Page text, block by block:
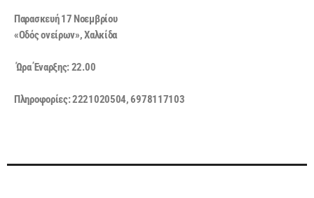
Παρασκευή 17 Νοεμβρίου
«Οδός ονείρων», Χαλκίδα
Ώρα Έναρξης: 22.00
Πληροφορίες: 2221020504, 6978117103